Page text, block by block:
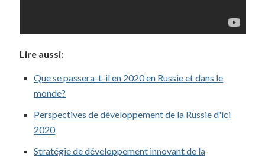
Lire aussi:
Que se passera-t-il en 2020 en Russie et dans le
monde?
Perspectives de développement de la Russie d'ici
2020
Stratégie de développement innovant de la